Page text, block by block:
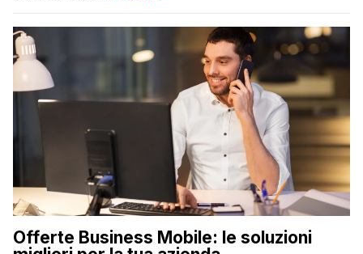
Offerte Business Mobile: le soluzioni